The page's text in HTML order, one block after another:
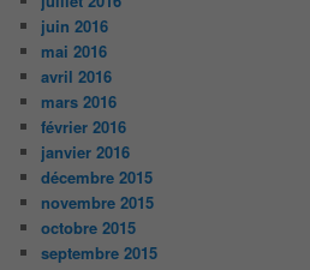
juin 2016
mai 2016
avril 2016
mars 2016
février 2016
janvier 2016
décembre 2015
novembre 2015
octobre 2015
septembre 2015